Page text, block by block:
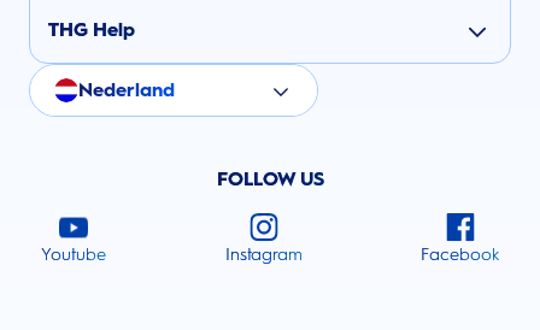
THG Help
Nederland
FOLLOW US
Youtube Instagram Facebook